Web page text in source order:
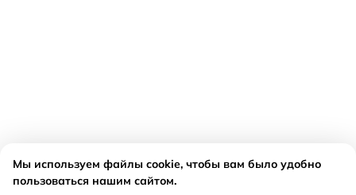
Мы используем файлы cookie, чтобы вам было удобно
пользоваться нашим сайтом.